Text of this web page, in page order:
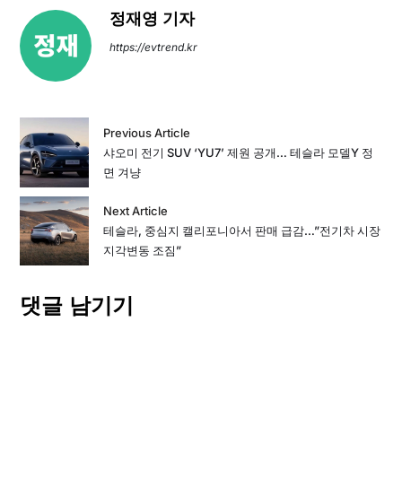
정재영 기자
https://evtrend.kr
Previous Article
샤오미 전기 SUV ‘YU7’ 제원 공개… 테슬라 모델Y 정
면 겨냥
Next Article
테슬라, 중심지 캘리포니아서 판매 급감…”전기차 시장
지각변동 조짐”
댓글 남기기